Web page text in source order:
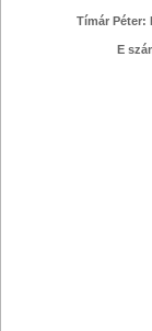
Tímár Péter:
E